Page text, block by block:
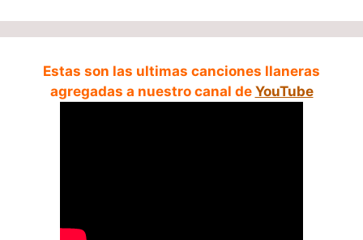
Estas son las ultimas canciones llaneras
agregadas a nuestro canal de YouTube